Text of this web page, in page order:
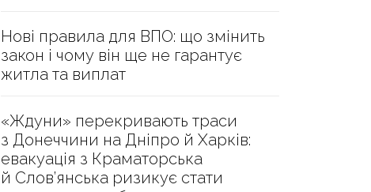
Нові правила для ВПО: що змінить
закон і чому він ще не гарантує
житла та виплат
«Ждуни» перекривають траси
з Донеччини на Дніпро й Харків:
евакуація з Краматорська
й Слов’янська ризикує стати